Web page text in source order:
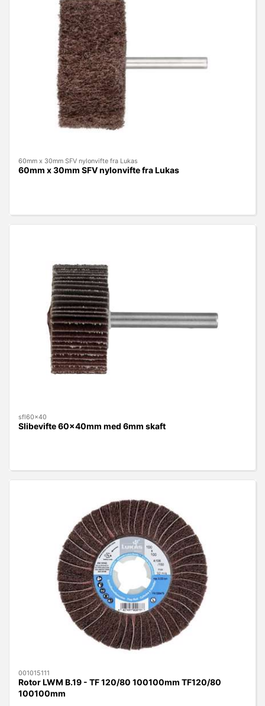
60mm x 30mm SFV nylonvifte fra Lukas
60mm x 30mm SFV nylonvifte fra Lukas
sfl60x40
Slibevifte 60x40mm med 6mm skaft
001015111
Rotor LWM B.19 - TF 120/80 100100mm TF120/80
100100mm